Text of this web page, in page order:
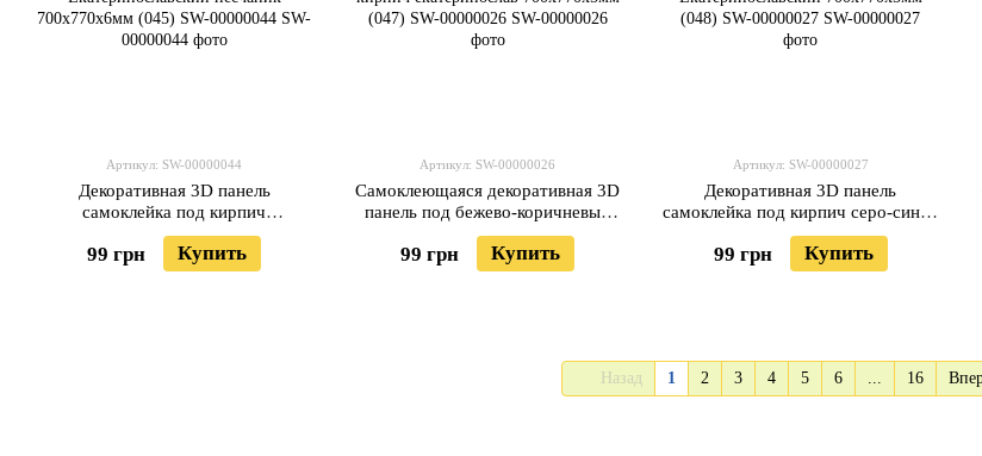
Артикул: SW-00000044
Декоративная 3D панель
самоклейка под кирпич
Екатеринославский песчаник
700x770x6мм (045) SW-00000044
99 грн Купить
Артикул: SW-00000026
Самоклеющаяся декоративная 3D
панель под бежево-коричневый
кирпич екатеринослав
700x770x5мм (047) SW-00000026
99 грн Купить
Артикул: SW-00000027
Декоративная 3D панель
самоклейка под кирпич серо-синий
Екатеринославский 700x770x5мм
(048) SW-00000027
99 грн Купить
Назад 1 2 3 4 5 6 ... 16